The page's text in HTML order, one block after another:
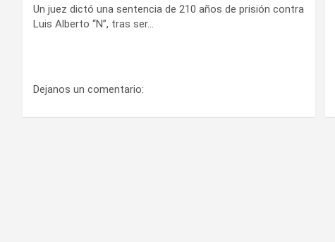
Un juez dictó una sentencia de 210 años de prisión contra
Luis Alberto “N”, tras ser…
Dejanos un comentario: